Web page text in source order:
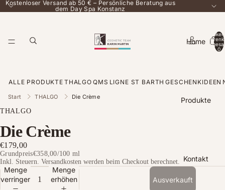
Kostenloser Versand ab 50 € – Persönliche Beratung aus
dem Day Spa Konstanz
Home
Produkte
Kontakt
Artikel
0
ALLE PRODUKTE THALGO QMS LIGNE ST BARTH GESCHENKIDEEN
Start THALGO Die Crème
THALGO
Die Crème
€179,00
Grundpreis€358,00/100 ml
Inkl. Steuern. Versandkosten werden beim Checkout berechnet.
Menge
verringern
Menge
erhöhen
Ausverkauft